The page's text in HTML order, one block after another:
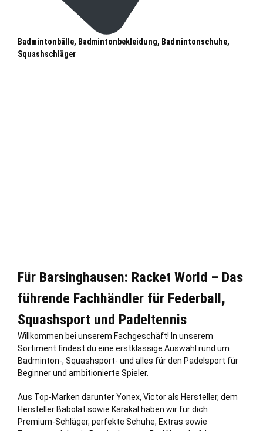
Badmintonbälle, Badmintonbekleidung, Badmintonschuhe,
Squashschläger
Für Barsinghausen: Racket World – Das
führende Fachhändler für Federball,
Squashsport und Padeltennis
Willkommen bei unserem Fachgeschäft! In unserem
Sortiment findest du eine erstklassige Auswahl rund um
Badminton-, Squashsport- und alles für den Padelsport für
Beginner und ambitionierte Spieler.
Aus Top-Marken darunter Yonex, Victor als Hersteller, dem
Hersteller Babolat sowie Karakal haben wir für dich
Premium-Schläger, perfekte Schuhe, Extras sowie